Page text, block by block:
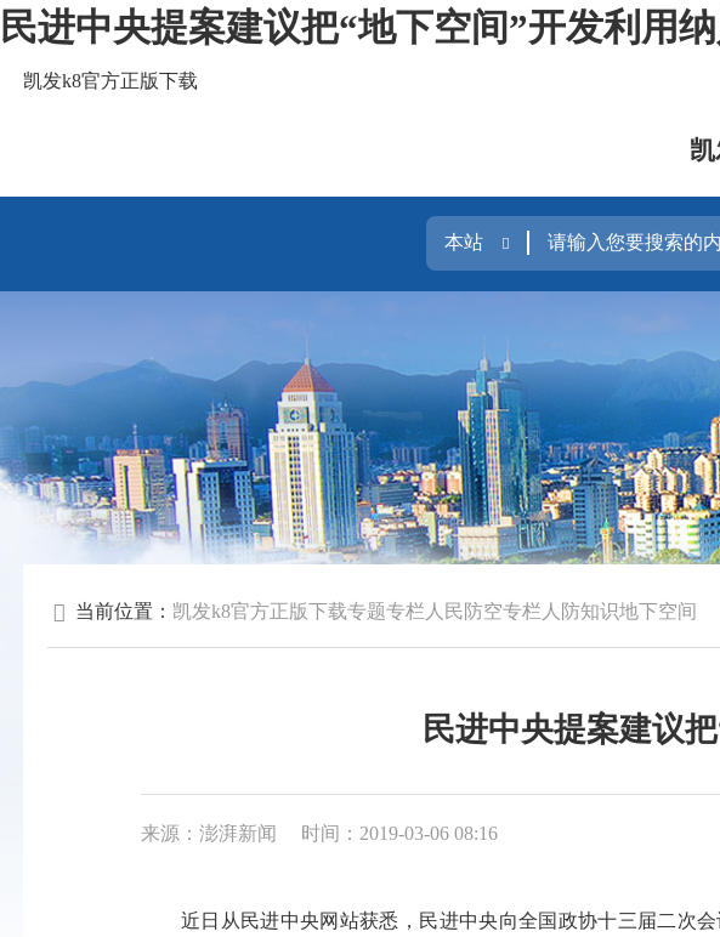
民进中央提案建议把“地下空间”开发利用
凯发k8官方正版下载
当前位置： 凯发k8官方正版下载专题专栏 人民防空专栏 人防知识地下空间
民进中央提案建议
来源：澎湃新闻 时间：2019-03-06 08:16
近日从民进中央网站获悉，民进中央向全国政协十三届二次会